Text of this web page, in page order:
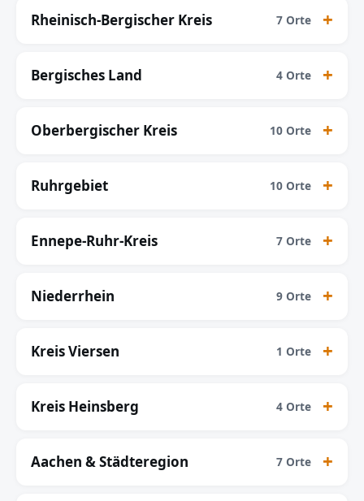
Rheinisch-Bergischer Kreis 7 Orte
Bergisches Land 4 Orte
Oberbergischer Kreis 10 Orte
Ruhrgebiet 10 Orte
Ennepe-Ruhr-Kreis 7 Orte
Niederrhein 9 Orte
Kreis Viersen 1 Orte
Kreis Heinsberg 4 Orte
Aachen & Städteregion 7 Orte